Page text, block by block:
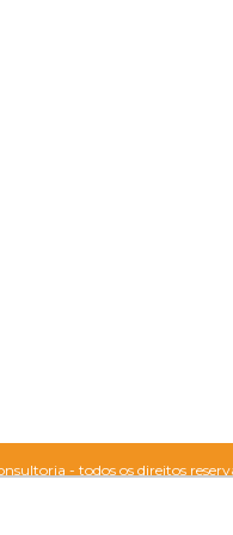
- todos os direitos